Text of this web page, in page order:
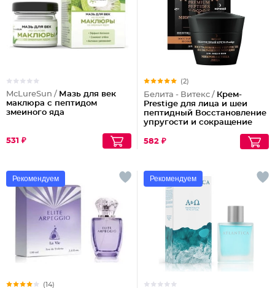
McLureSun / Мазь для век
маклюра с пептидом
змеиного яда
531 ₽
(2)
Белита - Витекс / Крем-
Prestige для лица и шеи
пептидный Восстановление
упругости и сокращение
582 ₽
Рекомендуем
(14)
Рекомендуем